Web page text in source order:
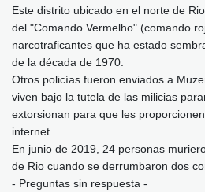
Este distrito ubicado en el norte de
del "Comando Vermelho" (comando
narcotraficantes que ha estado
de la década de 1970.
Otros policías fueron enviados a
viven bajo la tutela de las milicias
extorsionan para que les
internet.
En junio de 2019, 24 personas
de Rio cuando se derrumbaron dos
- Preguntas sin respuesta -